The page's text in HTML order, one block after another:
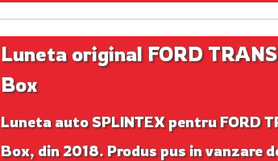
Luneta original FORD
Box
Luneta auto SPLINTEX pentru FORD
Box, din 2018. Produs pus in vanzare